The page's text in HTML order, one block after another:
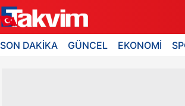
SON DAKİKA GÜNCEL EKONOMİ